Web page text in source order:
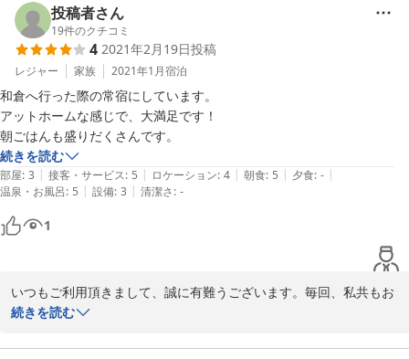
フロント係
2021-03-19
投稿者さん
19件のクチコミ
4 2021年2月19日投稿
レジャー 家族 2021年1月宿泊
和倉へ行った際の常宿にしています。
アットホームな感じで、大満足です！
朝ごはんも盛りだくさんです。
続きを読む
部屋: 3 | 接客・サービス: 5 | ロケーション: 4 | 朝食: 5 | 夕食: - |
温泉・お風呂: 5 | 設備: 3 | 清潔さ: -
1
いつもご利用頂きまして、誠に有難うございます。毎回、私共もお
会いできるのを楽しみにしております(^^♪
続きを読む